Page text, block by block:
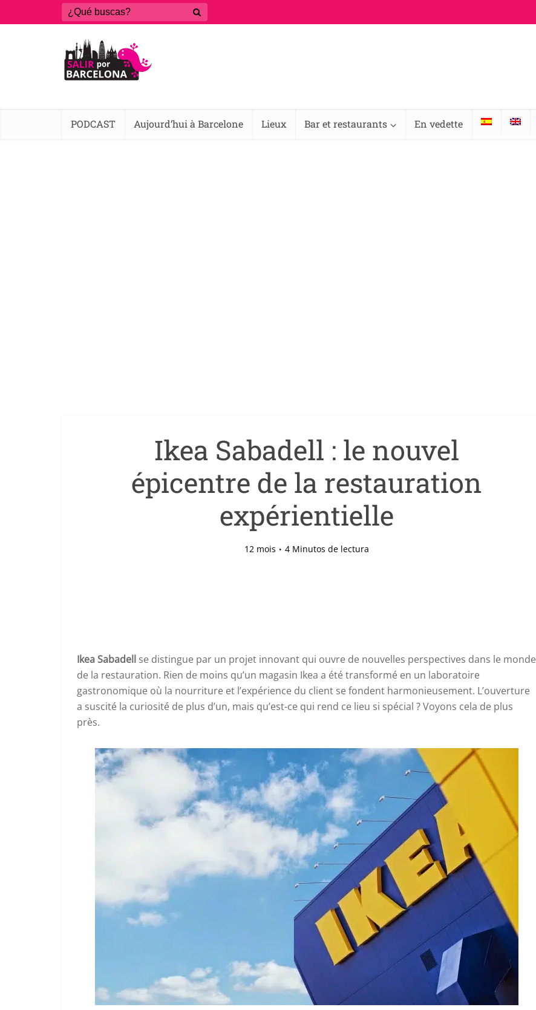
PODCAST Aujourd’hui à Barcelone Lieux Bar et restaurants En vedette
Ikea Sabadell : le nouvel
épicentre de la restauration
expérientielle
12 mois 4 Minutos de lectura
Ikea Sabadell se distingue par un projet innovant qui ouvre de nouvelles perspectives dans le monde
de la restauration. Rien de moins qu’un magasin Ikea a été transformé en un laboratoire
gastronomique où la nourriture et l’expérience du client se fondent harmonieusement. L’ouverture
a suscité la curiosité de plus d’un, mais qu’est-ce qui rend ce lieu si spécial ? Voyons cela de plus
près.